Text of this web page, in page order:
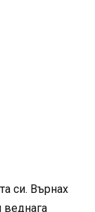
си. Върнах
веднага